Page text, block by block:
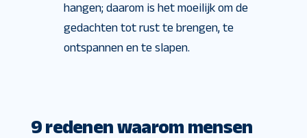
hangen; daarom is het moeilijk om de
gedachten tot rust te brengen, te
ontspannen en te slapen.
9 redenen waarom mensen